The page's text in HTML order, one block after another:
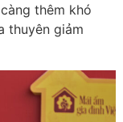
thêm khó
thuyên giảm